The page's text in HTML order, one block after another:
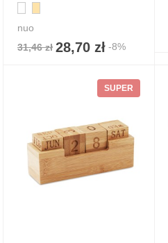
nuo
31,46 zł 28,70 zł -8%
SUPER